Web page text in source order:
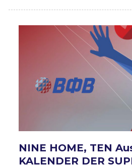
NINE HOME, TEN
KALENDER DER